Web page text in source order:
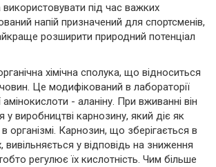
під час важких
напій призначений для спортсменів,
розширити природний потенціал
хімічна сполука, що відноситься
Це модифікований в лабораторії
- аланіну. При вживанні він
у виробництві карнозину, який діє як
організмі. Карнозин, що зберігається в
вивільняється у відповідь на зниження
регулює їх кислотність. Чим більше